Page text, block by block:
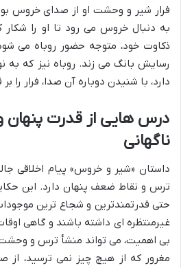
فرار شیر و وحشت او از صدای خروس
به دنبال خروس می رود تا او را
ذکاوت خود، متوجه حضور روباه می
رسایش بانگ می زند. روباه نیز که
دارد، با شنیدن دوباره آن صدا، فرار را
درس هایی از قدرت
ناگهانی
داستان «شیر و خروس» پیام اخلاقی
ترس و نقاط ضعف پنهان دارد. این
حتی قدرتمندترین و شجاع ترین
غیرمنتظره ای داشته باشند و گاهی
بی اهمیت، می تواند منشأ ترس و وحشت
مغرور که از هیچ چیز نمی ترسید،